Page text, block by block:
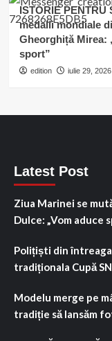
ISTORIE
medalii mondiale
Gheorghiță Mirea:
sport”
edition iulie 29, 2026
Latest Post
Ziua Marinei se
Dulce: „Vom aduce
Polițiști din
tradiționala Cupă
Modelu merge pe
tradiție să lansăm